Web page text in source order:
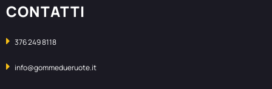
CONTATTI
376 249 8118
info@gommedueruote.it